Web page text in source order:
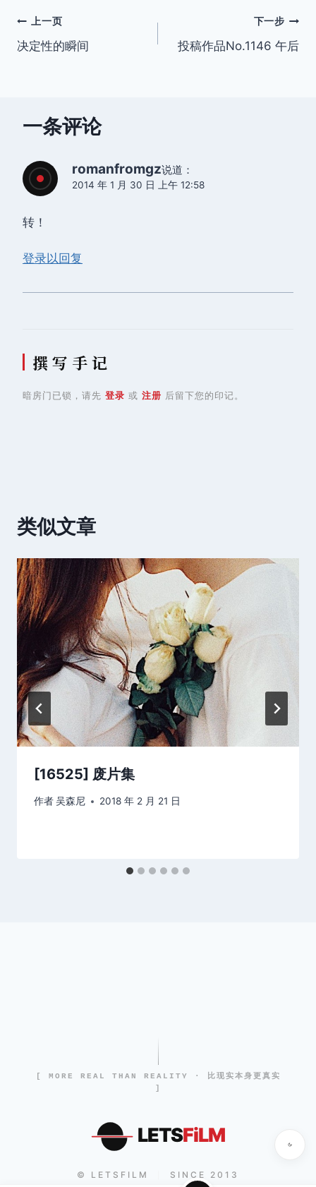
文
章
上一页
决定性的瞬间
下一步
投稿作品No.1146 午后
一条评论
romanfromgz说道：
2014 年 1 月 30 日 上午 12:58
转！
登录以回复
撰 写 手 记
暗房门已锁，请先 登录 或 注册 后留下您的印记。
类似文章
[16525] 废片集
作者吴森尼 2018 年 2 月 21 日
[ MORE REAL THAN REALITY · 比现实本身更真实
]
LETSFiLM
© LETSFILM SINCE 2013